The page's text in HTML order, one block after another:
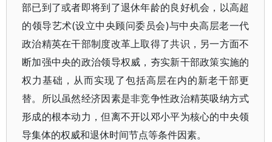
部已到了或者即将到了退休年龄的良好机会，以高超
的领导艺术(设立中央顾问委员会)与中央高层老一代
政治精英在干部制度改革上取得了共识，另一方面不
断加强中央的政治领导权威，夯实新干部政策实施的
权力基础，从而实现了包括高层在内的新老干部更
替。所以虽然经济因素是非竞争性政治精英吸纳方式
形成的根本动力，但离不开以邓小平为核心的中央领
导集体的权威和退休时间节点等条件因素。